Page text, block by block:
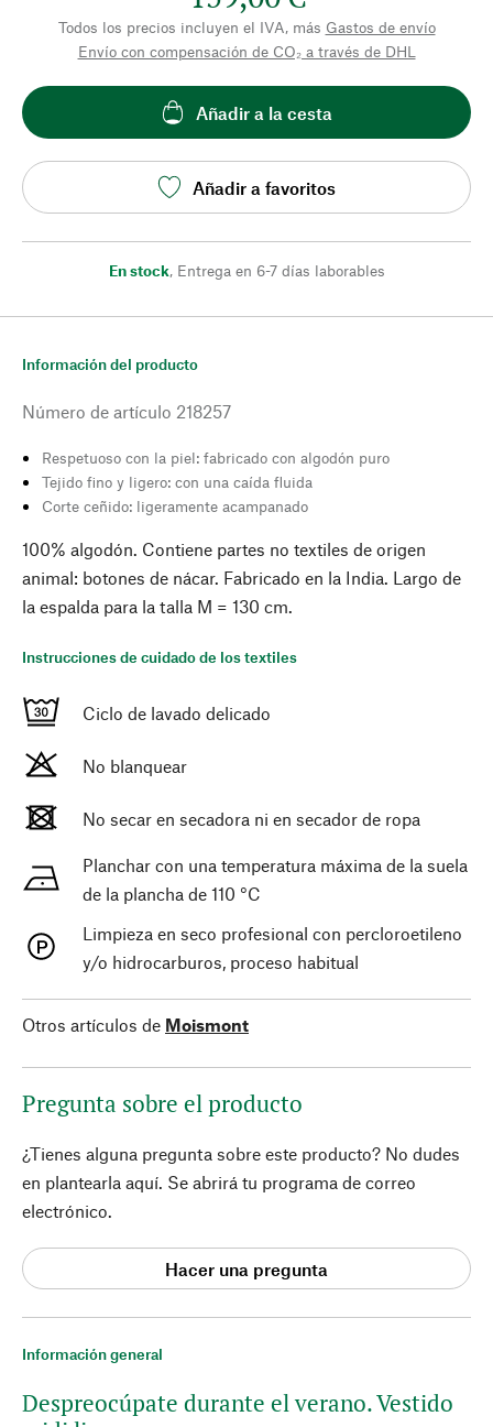
Todos los precios incluyen el IVA, más Gastos de envío
Envío con compensación de CO₂ a través de DHL
Añadir a la cesta
Añadir a favoritos
En stock, Entrega en 6-7 días laborables
Información general
Despreocúpate durante el verano. Vestido
Información del producto
Número de artículo 218257
Respetuoso con la piel: fabricado con algodón puro
Tejido fino y ligero: con una caída fluida
Corte ceñido: ligeramente acampanado
100% algodón. Contiene partes no textiles de origen
animal: botones de nácar. Fabricado en la India. Largo de
la espalda para la talla M = 130 cm.
Instrucciones de cuidado de los textiles
Ciclo de lavado delicado
No blanquear
No secar en secadora ni en secador de ropa
Planchar con una temperatura máxima de la suela
de la plancha de 110 °C
Limpieza en seco profesional con percloroetileno
y/o hidrocarburos, proceso habitual
Otros artículos de Moismont
Pregunta sobre el producto
¿Tienes alguna pregunta sobre este producto? No dudes
en plantearla aquí. Se abrirá tu programa de correo
electrónico.
Hacer una pregunta